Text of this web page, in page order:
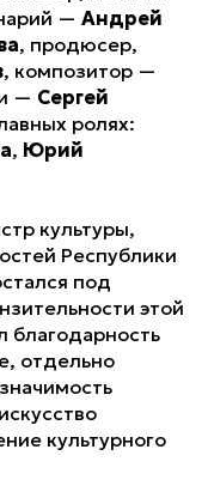
— Андрей
, продюсер,
, композитор —
— Сергей
ролях:
, Юрий
культуры,
Республики
под
этой
благодарность
отдельно
культурного